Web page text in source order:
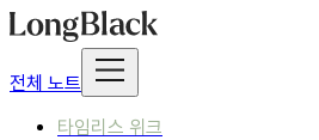
전체 노트
타임리스 위크